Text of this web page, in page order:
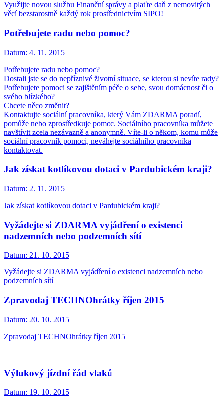
Využijte novou službu Finanční správy a plaťte daň z nemovitých
věcí bezstarostně každý rok prostřednictvím SIPO!
Potřebujete radu nebo pomoc?
Datum: 4. 11. 2015
Potřebujete radu nebo pomoc?
Dostali jste se do nepříznivé životní situace, se kterou si nevíte rady?
Potřebujete pomoci se zajištěním péče o sebe, svou domácnost či o
svého blízkého?
Chcete něco změnit?
Kontaktujte sociální pracovníka, který Vám ZDARMA poradí,
pomůže nebo zprostředkuje pomoc. Sociálního pracovníka můžete
navštívit zcela nezávazně a anonymně. Víte-li o někom, komu může
sociální pracovník pomoci, neváhejte sociálního pracovníka
kontaktovat.
Jak získat kotlíkovou dotaci v Pardubickém kraji?
Datum: 2. 11. 2015
Jak získat kotlíkovou dotaci v Pardubickém kraji?
Vyžádejte si ZDARMA vyjádření o existenci
nadzemních nebo podzemních sítí
Datum: 21. 10. 2015
Vyžádejte si ZDARMA vyjádření o existenci nadzemních nebo
podzemních sítí
Zpravodaj TECHNOhrátky říjen 2015
Datum: 20. 10. 2015
Zpravodaj TECHNOhrátky říjen 2015
Výlukový jízdní řád vlaků
Datum: 19. 10. 2015